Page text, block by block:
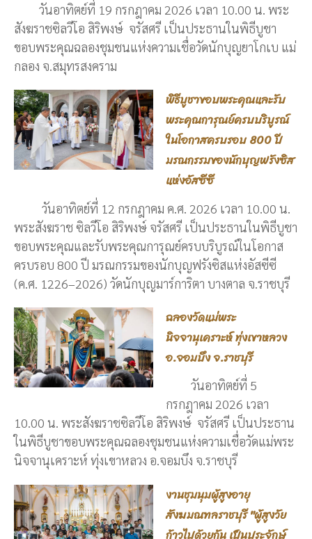
วันอาทิตย์ที่ 19 กรกฎาคม 2026 เวลา 10.00 น. พระ
สังฆราชซิลวีโอ สิริพงษ์ จรัสศรี เป็นประธานในพิธีบูชา
ขอบพระคุณฉลองชุมชนแห่งความเชื่อวัดนักบุญยาโกเบ แม่
กลอง จ.สมุทรสงคราม
พิธีบูชาขอบพระคุณและรับ
พระคุณการุณย์ครบบริบูรณ์
ในโอกาสครบรอบ 800 ปี
มรณกรรมของนักบุญฟรังซิส
แห่งอัสซีซี
วันอาทิตย์ที่ 12 กรกฎาคม ค.ศ. 2026 เวลา 10.00 น.
พระสังฆราช ซิลวีโอ สิริพงษ์ จรัสศรี เป็นประธานในพิธีบูชา
ขอบพระคุณและรับพระคุณการุณย์ครบบริบูรณ์ในโอกาส
ครบรอบ 800 ปี มรณกรรมของนักบุญฟรังซิสแห่งอัสซีซี
(ค.ศ. 1226–2026) วัดนักบุญมาร์การิตา บางตาล จ.ราชบุรี
ฉลองวัดแม่พระ
นิจจานุเคราะห์ ทุ่งเขาหลวง
อ.จอมบึง จ.ราชบุรี
วันอาทิตย์ที่ 5
กรกฎาคม 2026 เวลา
10.00 น. พระสังฆราชซิลวีโอ สิริพงษ์ จรัสศรี เป็นประธาน
ในพิธีบูชาขอบพระคุณฉลองชุมชนแห่งความเชื่อวัดแม่พระ
นิจจานุเคราะห์ ทุ่งเขาหลวง อ.จอมบึง จ.ราชบุรี
งานชุมนุมผู้สูงอายุ
สังฆมณฑลราชบุรี "ผู้สูงวัย